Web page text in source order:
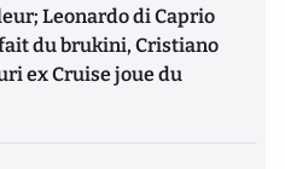
Leonardo di Caprio
du brukini, Cristiano
ex Cruise joue du